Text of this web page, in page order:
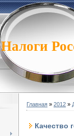
Налоги
Главная » 2012 »
Качество